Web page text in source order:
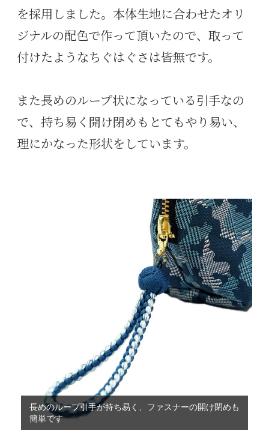
を採用しました。本体生地に合わせたオリ
ジナルの配色で作って頂いたので、取って
付けたようなちぐはぐさは皆無です。
また長めのループ状になっている引手なの
で、持ち易く開け閉めもとてもやり易い、
理にかなった形状をしています。
長めのループ引手が持ち易く、ファスナーの開け閉めも
簡単です
小田巻の丸い形が可愛いワンポイントになっています